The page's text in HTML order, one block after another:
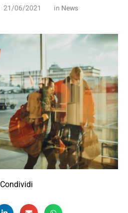
21/06/2021 in News
Condividi